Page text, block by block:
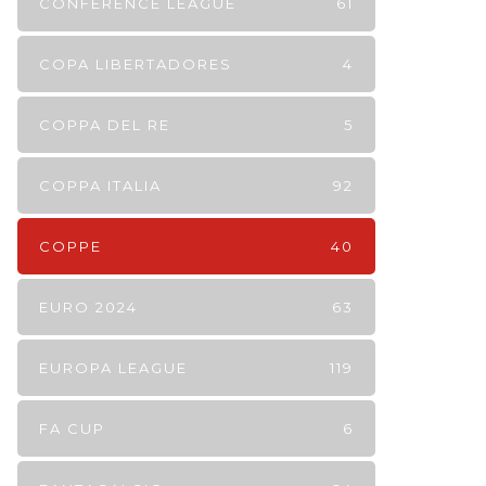
COPA LIBERTADORES 4
COPPA DEL RE 5
COPPA ITALIA 92
COPPE 40
EURO 2024 63
EUROPA LEAGUE 119
FA CUP 6